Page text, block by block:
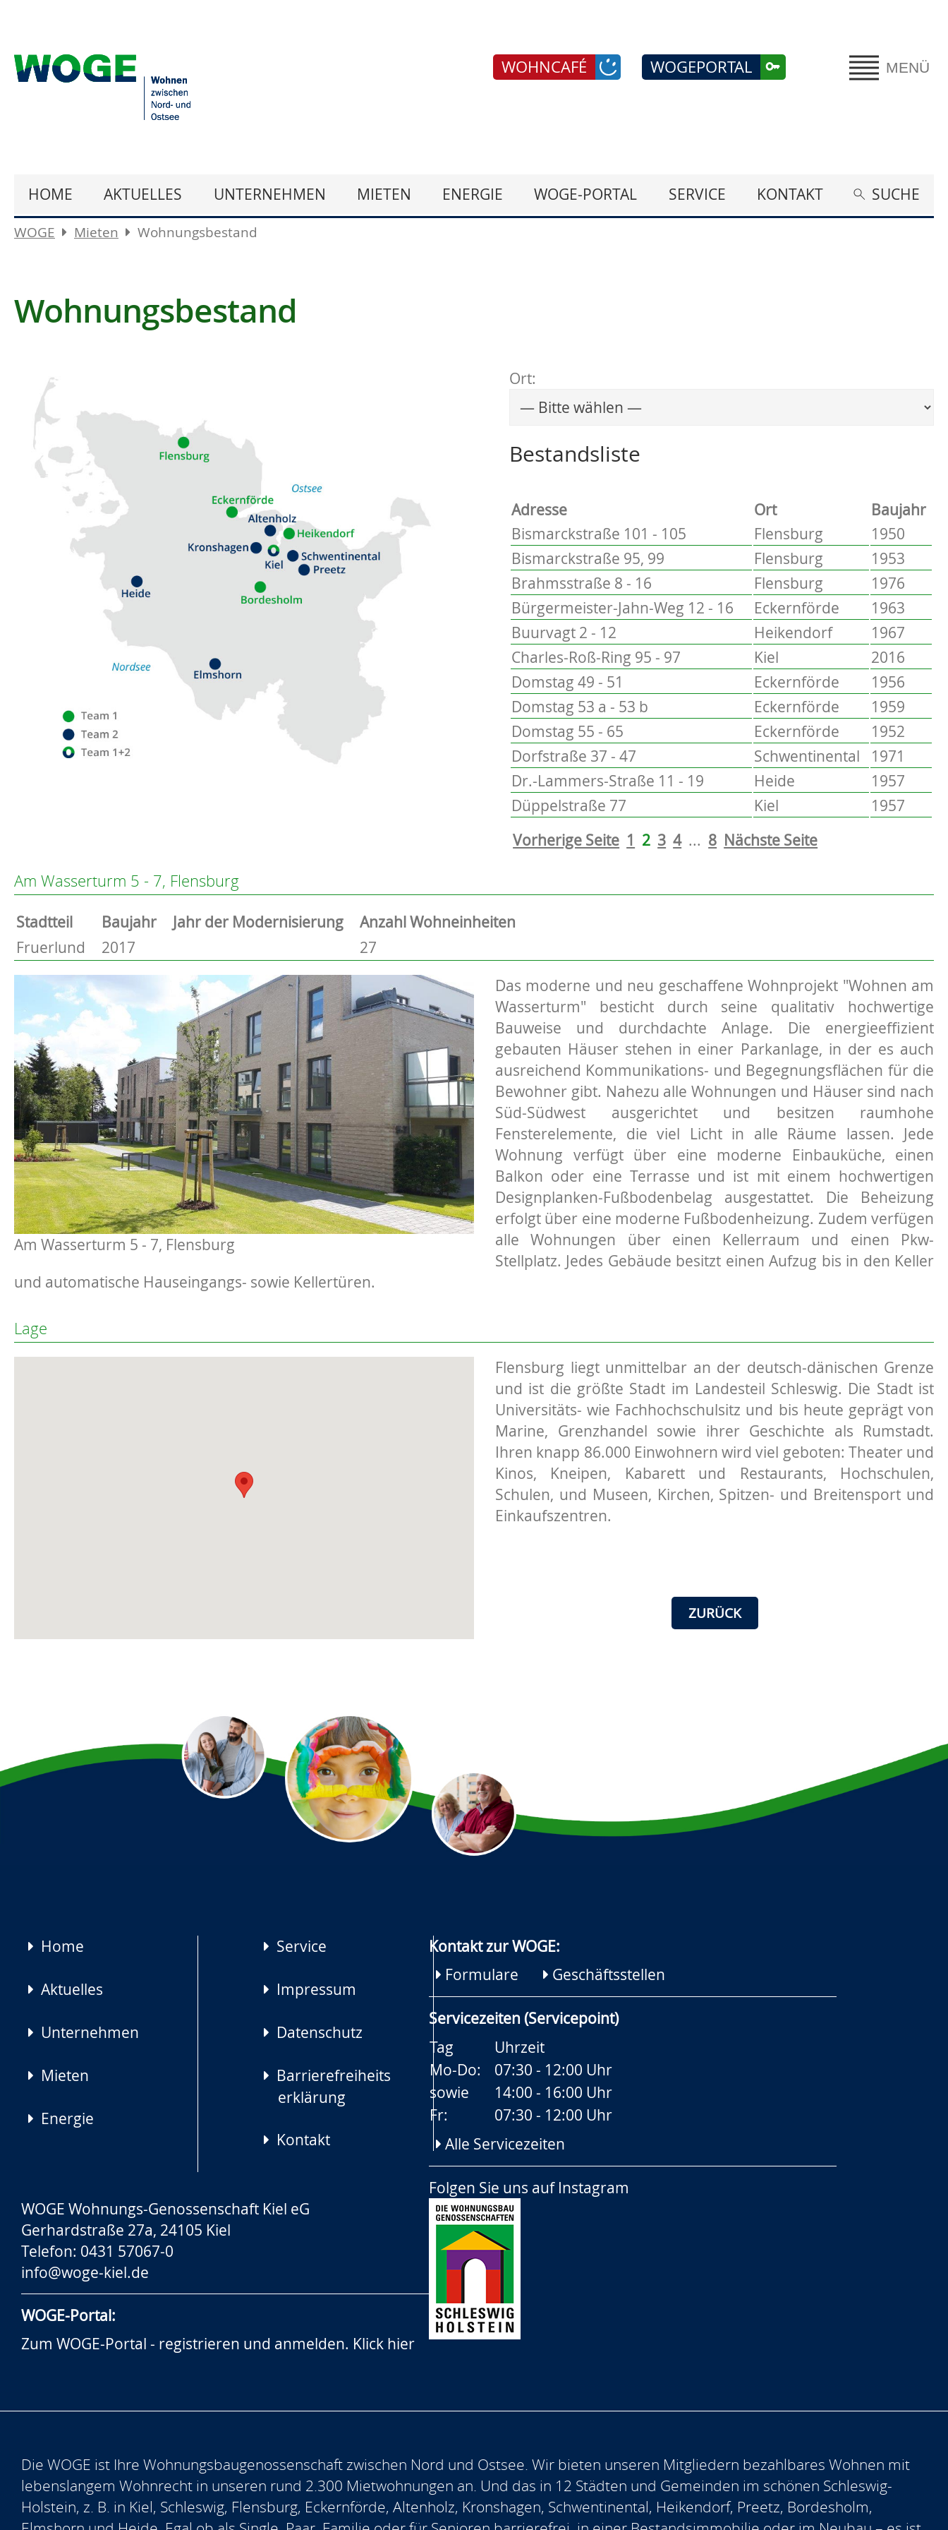
MENÜ
WOGEPORTAL
WOHNCAFÉ
HOME AKTUELLES UNTERNEHMEN MIETEN ENERGIE WOGE-PORTAL SERVICE KONTAKT SUCHE
WOGE Mieten Wohnungsbestand
Wohnungsbestand
Heikendorf
Kronshagen
Kiel
Schwentinental
Preetz
Heide
Bordesholm
Elmshorn
Ort:
Wählen Sie einen Ort, um zur entsprechenden Seite zu
Bestandsliste
Adresse Ort
Baujahr
Bismarckstraße 101 - 105
Flensburg
1950
Bismarckstraße 95, 99
Flensburg
1953
Brahmsstraße 8 - 16
Flensburg
1976
Bürgermeister-Jahn-Weg 12 - 16
Eckernförde
1963
Buurvagt 2 - 12
Heikendorf
1967
Charles-Roß-Ring 95 - 97
Kiel
2016
Domstag 49 - 51
Eckernförde
1956
Domstag 53 a - 53 b
Eckernförde
1959
Domstag 55 - 65
Eckernförde
1952
Dorfstraße 37 - 47
Schwentinental
1971
Dr.-Lammers-Straße 11 - 19
Heide
1957
Düppelstraße 77
Kiel
1957
Vorherige Seite 1 2 3 4 ... 8 Nächste Seite
Am Wasserturm 5 - 7, Flensburg
Stammdaten
Basisdaten zur Immobilie
Stadtteil Baujahr Jahr der Modernisierung
Anzahl Wohneinheiten
Fruerlund
2017 27
Am Wasserturm 5 - 7, Flensburg
Beschreibung
Das moderne und neu geschaffene Wohnprojekt "Wohnen am
Wasserturm" besticht durch seine qualitativ hochwertige
Bauweise und durchdachte Anlage. Die energieeffizient
gebauten Häuser stehen in einer Parkanlage, in der es auch
ausreichend Kommunikations- und Begegnungsflächen für die
Bewohner gibt. Nahezu alle Wohnungen und Häuser sind nach
Süd-Südwest ausgerichtet und besitzen raumhohe
Fensterelemente, die viel Licht in alle Räume lassen. Jede
Wohnung verfügt über eine moderne Einbauküche, einen
Balkon oder eine Terrasse und ist mit einem hochwertigen
Designplanken-Fußbodenbelag ausgestattet. Die Beheizung
erfolgt über eine moderne Fußbodenheizung. Zudem verfügen
alle Wohnungen über einen Kellerraum und einen Pkw-
Stellplatz. Jedes Gebäude besitzt einen Aufzug bis in den Keller
und automatische Hauseingangs- sowie Kellertüren.
Lage
Flensburg liegt unmittelbar an der deutsch-dänischen Grenze
und ist die größte Stadt im Landesteil Schleswig. Die Stadt ist
Universitäts- wie Fachhochschulsitz und bis heute geprägt von
Marine, Grenzhandel sowie ihrer Geschichte als Rumstadt.
Ihren knapp 86.000 Einwohnern wird viel geboten: Theater und
Kinos, Kneipen, Kabarett und Restaurants, Hochschulen,
Schulen, und Museen, Kirchen, Spitzen- und Breitensport und
Einkaufszentren.
ZURÜCK
Navigation
Home
Aktuelles
Unternehmen
Mieten
Energie
Service
Impressum
Datenschutz
Barrierefreiheits
erklärung
Kontakt
Kontakt zur WOGE:
Formulare
Geschäftsstellen
Servicezeiten (Servicepoint)
Tag
Uhrzeit
Mo-Do:
07:30 - 12:00 Uhr
sowie
14:00 - 16:00 Uhr
Fr:
07:30 - 12:00 Uhr
Alle Servicezeiten
Folgen Sie uns auf Instagram
WOGE Wohnungs-Genossenschaft Kiel eG
Gerhardstraße 27a, 24105 Kiel
Telefon: 0431 57067-0
info@woge-kiel.de
WOGE-Portal:
Zum WOGE-Portal - registrieren und anmelden. Klick hier
Die WOGE ist Ihre Wohnungsbaugenossenschaft zwischen Nord und Ostsee. Wir bieten unseren Mitgliedern bezahlbares Wohnen mit
lebenslangem Wohnrecht in unseren rund 2.300 Mietwohnungen an. Und das in 12 Städten und Gemeinden im schönen Schleswig-
Holstein, z. B. in Kiel, Schleswig, Flensburg, Eckernförde, Altenholz, Kronshagen, Schwentinental, Heikendorf, Preetz, Bordesholm,